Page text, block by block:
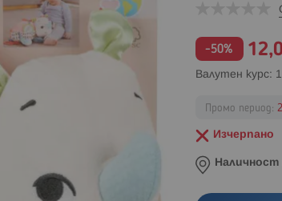
-50%
цена
Валутен курс:
Промо период:
Изчерпано
Наличност